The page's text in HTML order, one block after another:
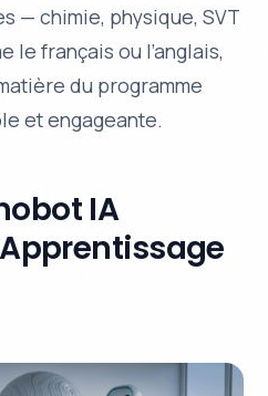
— chimie, physique, SVT
le français ou l’anglais,
du programme
et engageante.
IA